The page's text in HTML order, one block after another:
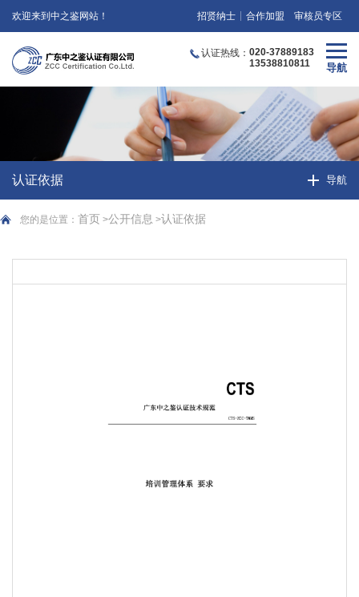
欢迎来到中之鉴网站！ 招贤纳士 合作加盟 审核员专区
认证热线： 020-37889183
13538810811
认证依据
您的是位置： 首页 >公开信息 >认证依据